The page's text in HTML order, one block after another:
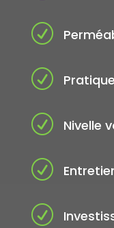
R
R
R Nivelle
R
R